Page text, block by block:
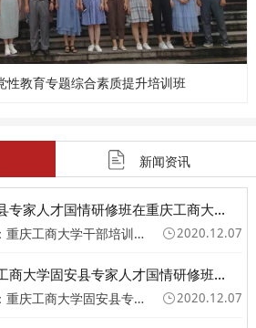
性教育专题综合素质提升培训班
新闻资讯
专家人才国情研修班在重庆工商大...
班级：重庆工商大学干部培训班 2020.12.07
商大学固安县专家人才国情研修班...
班级：重庆工商大学固安县专家人才国情研修班圆满举行 2020.12.07